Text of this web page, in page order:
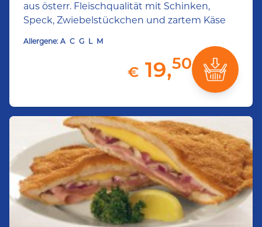
aus österr. Fleischqualität mit Schinken,
Speck, Zwiebelstückchen und zartem Käse
Allergene: A C G L M
€ 19,50